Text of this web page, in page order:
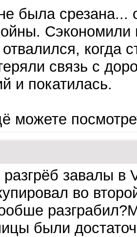
была срезана...
Сэкономили
когда
связь с
и покатилась.
можете
завалы в
во
были